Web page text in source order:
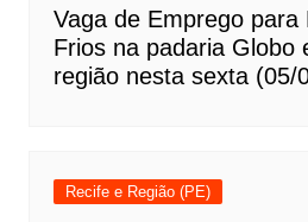
Vaga de Emprego para
Frios na padaria Globo
região nesta sexta (05/
Recife e Região (PE)